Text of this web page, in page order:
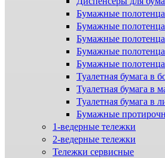
Бумажные
Бумажные
Бумажные
Бумажные
Бумажные
Туалетная бумага в
Туалетная бумага в
Туалетная бумага в
Бумажные
1-ведерные тележки
2-ведерные тележки
Тележки сервисные